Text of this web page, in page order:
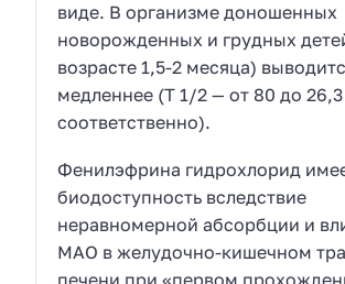
виде. В организме доношенных
новорожденных и грудных
возрасте 1,5-2 месяца)
медленнее (Т 1/2 — от 80 до
соответственно).
Фенилэфрина гидрохлорид
биодоступность вследствие
неравномерной абсорбции и
МАО в желудочно-кишечном
печени при «первом